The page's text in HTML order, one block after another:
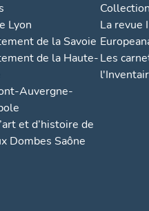
Lyon
de la Savoie
de la Haute-
Auvergne-
et d’histoire de
Dombes Saône
La revue
Les